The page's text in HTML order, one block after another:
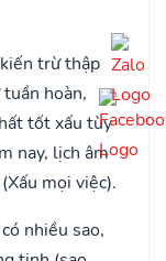
trừ thập
hoàn,
tốt xấu tùy
nay, lịch âm
mọi việc).
nhiều sao,